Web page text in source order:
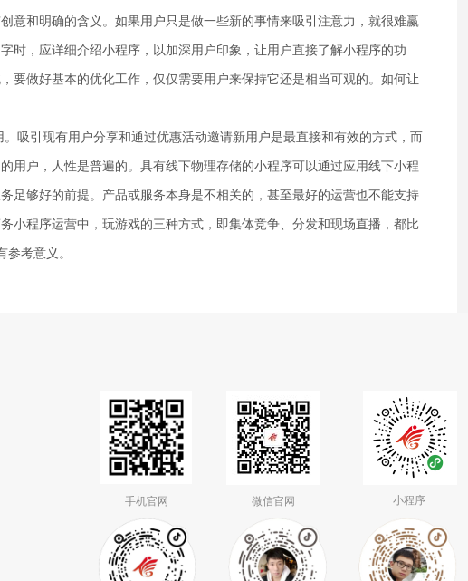
意和明确的含义。如果用户只是做一些新的事情来吸引注意力，就很难赢
时，应详细介绍小程序，以加深用户印象，让用户直接了解小程序的功
要做好基本的优化工作，仅仅需要用户来保持它还是相当可观的。如何让
吸引现有用户分享和通过优惠活动邀请新用户是最直接和有效的方式，而
用户，人性是普遍的。具有线下物理存储的小程序可以通过应用线下小程
足够好的前提。产品或服务本身是不相关的，甚至最好的运营也不能支持
小程序运营中，玩游戏的三种方式，即集体竞争、分发和现场直播，都比
考意义。
微信官网
手机官网 小程序
抖音二维码 抖音二维码 抖音二维码